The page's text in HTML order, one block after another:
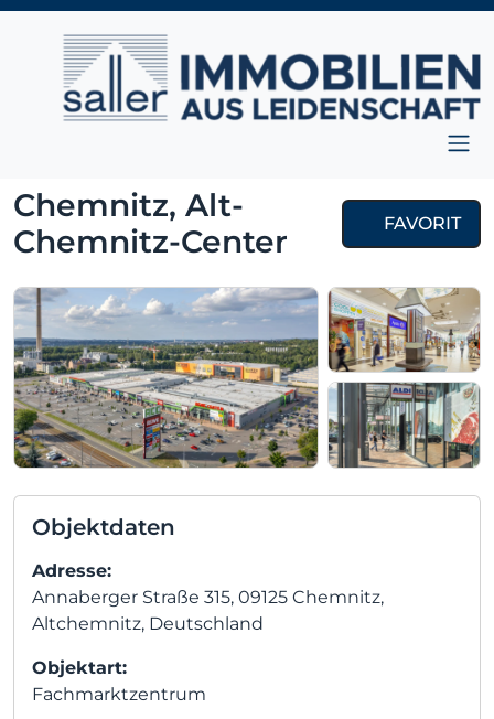
Zum Inhalt springen
Hauptnavigation
Chemnitz, Alt-
Chemnitz-Center
FAVORIT
Objektdaten
Adresse:
Annaberger Straße 315, 09125 Chemnitz,
Altchemnitz, Deutschland
Objektart:
Fachmarktzentrum